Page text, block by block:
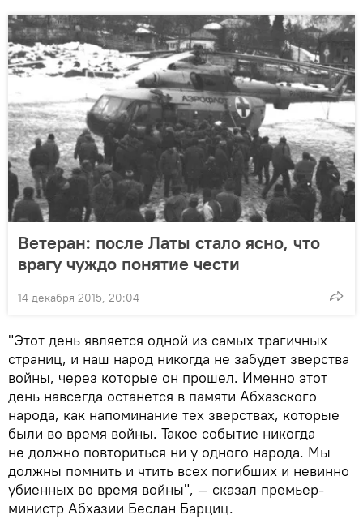
Ветеран: после Латы стало ясно, что
врагу чуждо понятие чести
14 декабря 2015, 20:04
"Этот день является одной из самых трагичных
страниц, и наш народ никогда не забудет зверства
войны, через которые он прошел. Именно этот
день навсегда останется в памяти Абхазского
народа, как напоминание тех зверствах, которые
были во время войны. Такое событие никогда
не должно повториться ни у одного народа. Мы
должны помнить и чтить всех погибших и невинно
убиенных во время войны", — сказал премьер-
министр Абхазии Беслан Барциц.